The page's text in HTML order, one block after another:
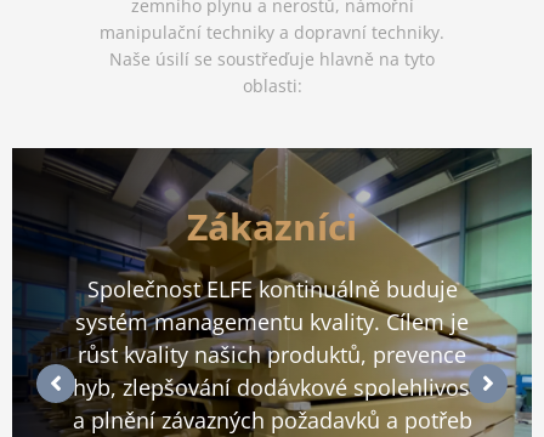
zemního plynu a nerostů, námořní
manipulační techniky a dopravní techniky.
Naše úsilí se soustřeďuje hlavně na tyto
oblasti:
Zákazníci
Společnost ELFE kontinuálně buduje
systém managementu kvality. Cílem je
růst kvality našich produktů, prevence
chyb, zlepšování dodávkové spolehlivosti
a plnění závazných požadavků a potřeb